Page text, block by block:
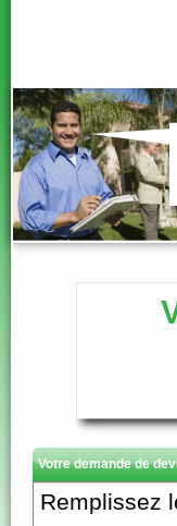
Votre demande de
Remplissez